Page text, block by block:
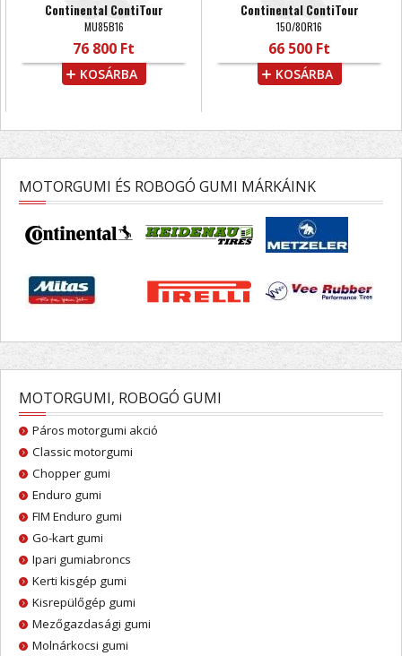
Continental ContiTour
MU85B16
76 800 Ft
KOSÁRBA
Continental ContiTour
150/80R16
66 500 Ft
KOSÁRBA
MOTORGUMI ÉS ROBOGÓ GUMI MÁRKÁINK
MOTORGUMI, ROBOGÓ GUMI
Páros motorgumi akció
Classic motorgumi
Chopper gumi
Enduro gumi
FIM Enduro gumi
Go-kart gumi
Ipari gumiabroncs
Kerti kisgép gumi
Kisrepülőgép gumi
Mezőgazdasági gumi
Molnárkocsi gumi